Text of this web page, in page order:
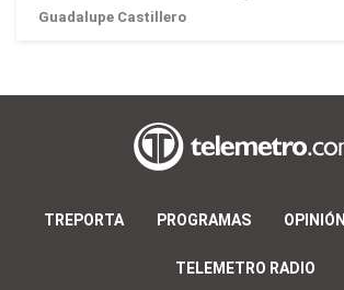
Guadalupe Castillero
TREPORTA PROGRAMAS OPINIÓN
TELEMETRO RADIO